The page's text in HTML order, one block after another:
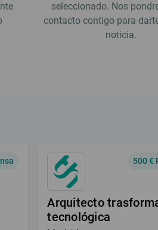
seleccionado. Nos
contacto contigo para
noticia.
500 €
Arquitecto
tecnológica